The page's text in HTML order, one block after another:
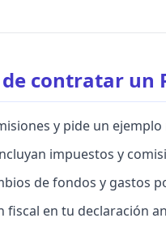
contratar un
y pide un
impuestos y
de fondos y gastos
fiscal en tu declaración